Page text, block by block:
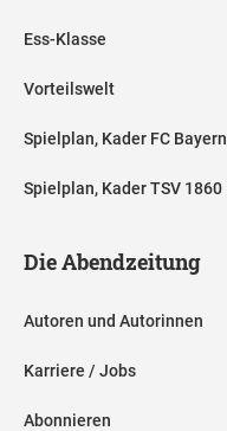
Ess-Klasse
Vorteilswelt
Spielplan, Kader FC Bayern
Spielplan, Kader TSV 1860
Die Abendzeitung
Autoren und Autorinnen
Karriere / Jobs
Abonnieren